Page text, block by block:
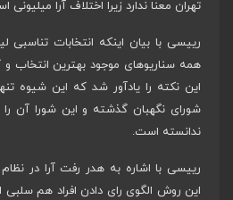
تهران معنا ندارد زیرا اختلاف آرا میلیونی
رییسی با بیان اینکه انتخابات
همه سناریوهای موجود بهترین انتخاب
این نکته را یادآور شد که این شیوه
شورای نگهبان گذشته و این شورا آن
ندانسته است.
رییسی با اشاره به هدر رفت آرا در
این روش الگوی رای دادن افراد هم